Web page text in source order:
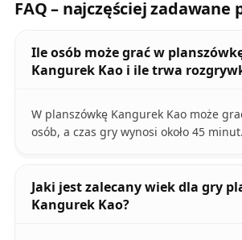
FAQ – najczęściej zadawane
Ile osób może grać w
Kangurek Kao i ile trwa
W planszówkę Kangurek Kao może
osób, a czas gry wynosi około 45 minut.
Jaki jest zalecany wiek dla gry
Kangurek Kao?